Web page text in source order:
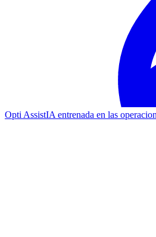
Opti AssistIA entrenada en las